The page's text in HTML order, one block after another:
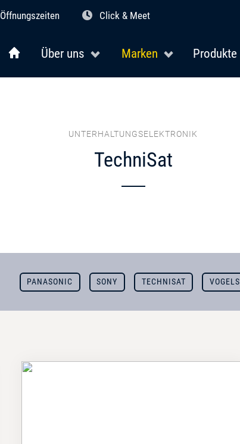
Öffnungszeiten Click & Meet
Über uns Marken Produkte
UNTERHALTUNGSELEKTRONIK
TechniSat
PANASONIC SONY TECHNISAT VOGELS